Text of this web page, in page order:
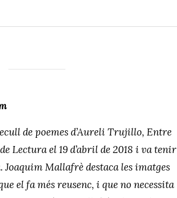
de poemes d’Aureli Trujillo, Entre
Lectura el 19 d’abril de 2018 i va tenir
Mallafrè destaca les imatges
el fa més reusenc, i que no necessita